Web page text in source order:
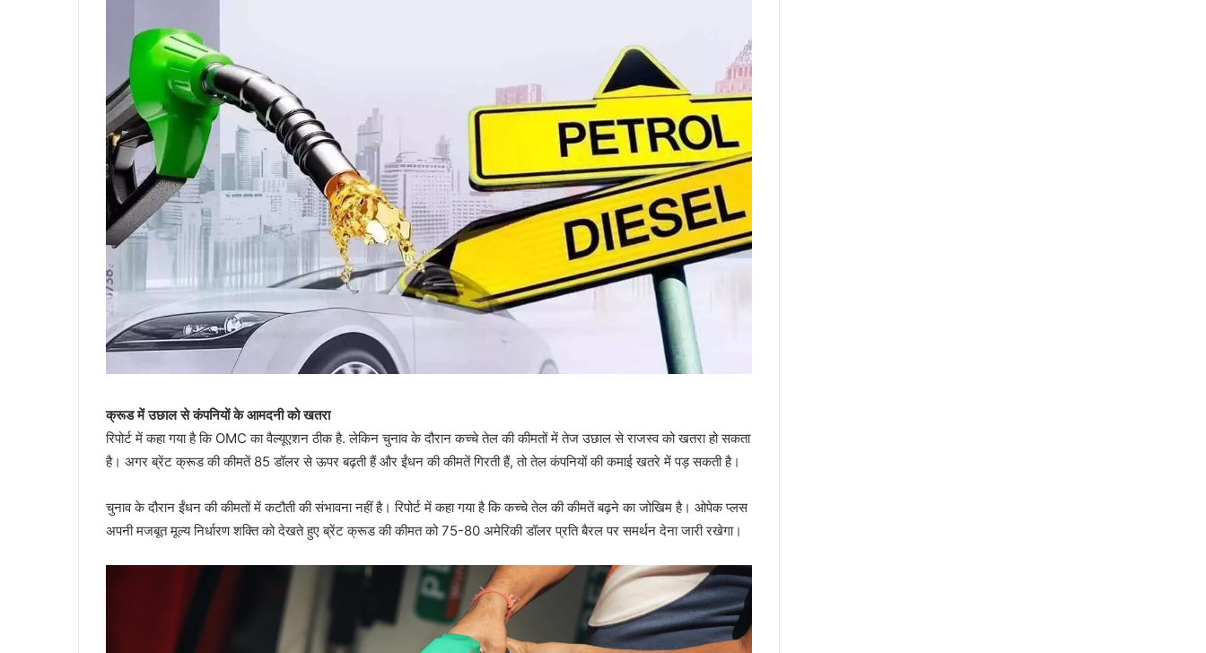
क्रूड में उछाल से कंपनियों के आमदनी को खतरा
रिपोर्ट में कहा गया है कि OMC का वैल्यूएशन ठीक है. लेकिन चुनाव के दौरान कच्चे तेल की कीमतों में तेज उछाल से राजस्व को खतरा हो सकता
है। अगर ब्रेंट क्रूड की कीमतें 85 डॉलर से ऊपर बढ़ती हैं और ईंधन की कीमतें गिरती हैं, तो तेल कंपनियों की कमाई खतरे में पड़ सकती है।
चुनाव के दौरान ईंधन की कीमतों में कटौती की संभावना नहीं है। रिपोर्ट में कहा गया है कि कच्चे तेल की कीमतें बढ़ने का जोखिम है। ओपेक प्लस
अपनी मजबूत मूल्य निर्धारण शक्ति को देखते हुए ब्रेंट क्रूड की कीमत को 75-80 अमेरिकी डॉलर प्रति बैरल पर समर्थन देना जारी रखेगा।